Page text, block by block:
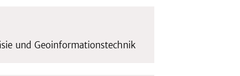
und Geoinformationstechnik